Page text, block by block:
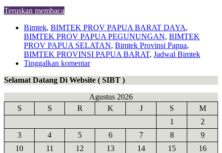
Teruskan membaca
Bimtek, BIMTEK PROV PAPUA BARAT DAYA,
BIMTEK PROV PAPUA PEGUNUNGAN, BIMTEK
PROV PAPUA SELATAN, Bimtek Provinsi Papua,
BIMTEK PROVINSI PAPUA BARAT, Jadwal Bimtek
Tinggalkan komentar
Selamat Datang Di Website ( SIBT )
Agustus 2026
S
S R K J S
M
1
2
3
4 5 6 7 8
9
10
11 12 13 14 15
16